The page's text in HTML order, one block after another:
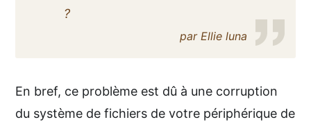
?
par Ellie luna
En bref, ce problème est dû à une corruption
du système de fichiers de votre périphérique de